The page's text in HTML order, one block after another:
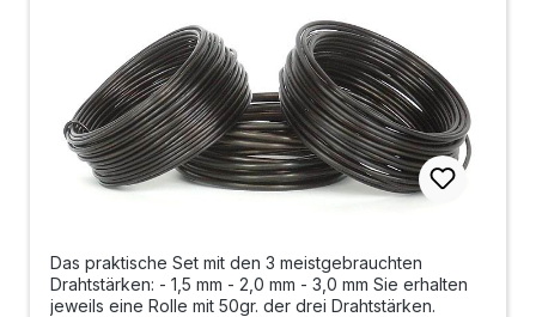
Das praktische Set mit den 3 meistgebrauchten
Drahtstärken: - 1,5 mm - 2,0 mm - 3,0 mm Sie erhalten
jeweils eine Rolle mit 50gr. der drei Drahtstärken.